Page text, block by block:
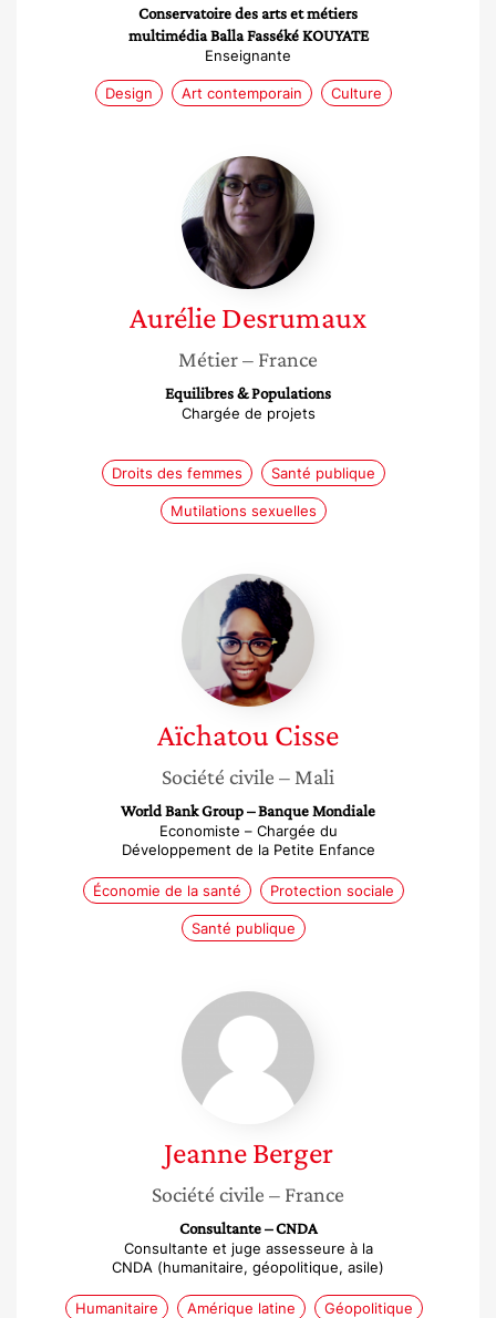
Conservatoire des arts et métiers
multimédia Balla Fasséké KOUYATE
Enseignante
Design Art contemporain Culture
Aurélie
Desrumaux
AurélieDesrumaux
Métier– France
Equilibres & Populations
Chargée de projets
Droits des femmes Santé publique
Mutilations sexuelles
Aïchatou
Cisse
Aïchatou Cisse
Société civile – Mali
World Bank Group – Banque Mondiale
Economiste – Chargée du
Développement de la Petite Enfance
Économie de la santé Protection sociale
Santé publique
Jeanne
Berger
Jeanne Berger
Société civile – France
Consultante – CNDA
Consultante et juge assesseure à la
CNDA (humanitaire, géopolitique, asile)
Humanitaire Amérique latine Géopolitique